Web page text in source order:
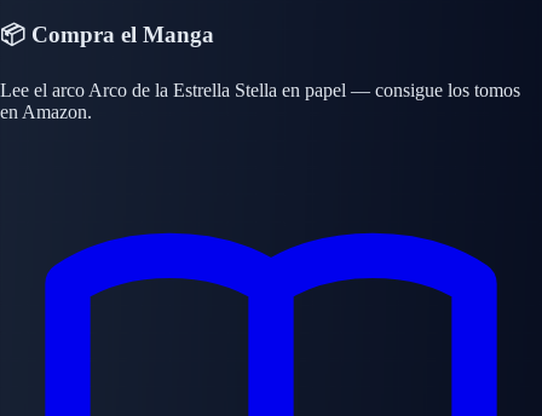
📦 Compra el Manga
Lee el arco Arco de la Estrella Stella en papel — consigue los tomos
en Amazon.